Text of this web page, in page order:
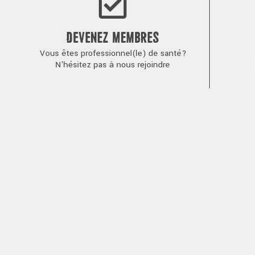
DEVENEZ MEMBRES
Vous êtes professionnel(le) de santé?
N'hésitez pas à nous rejoindre